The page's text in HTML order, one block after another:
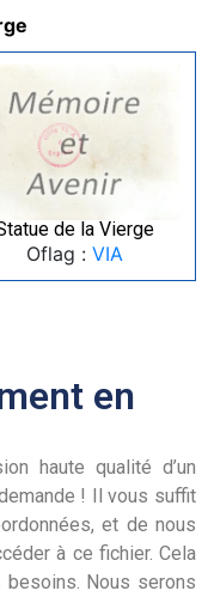
de la Vierge
Oflag : VIA
en
haute qualité d’un
! Il vous suffit
et de nous
à ce fichier. Cela
besoins. Nous serons